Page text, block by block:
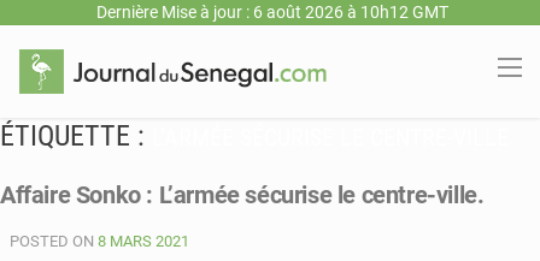
Dernière Mise à jour : 6 août 2026 à 10h12 GMT
ÉTIQUETTE :
Affaire Sonko : L’armée sécurise le centre-ville.
POSTED ON 8 MARS 2021